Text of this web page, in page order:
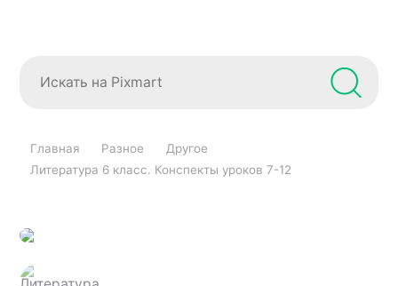
Главная Разное
Другое
Литература 6 класс. Конспекты уроков 7-12